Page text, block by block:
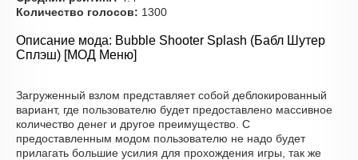
Количество голосов: 1300
Описание мода: Bubble Shooter Splash (Бабл Шутер
Сплэш) [МОД Меню]
Загруженный взлом представляет собой деблокированный
вариант, где пользователю будет предоставлено массивное
количество денег и другое преимущество. С
предоставленным модом пользователю не надо будет
прилагать большие усилия для прохождения игры, так же